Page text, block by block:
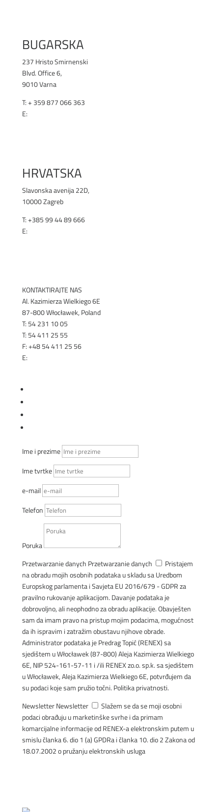
BUGARSKA
237 Hristo Smirnenski
Blvd. Office 6,
9010 Varna
T: + 359 877 066 363
E:
HRVATSKA
Slavonska avenija 22D,
10000 Zagreb
T: +385 99 44 89 666
E:
KONTAKTIRAJTE NAS
Al. Kazimierza Wielkiego 6E
87-800 Włocławek, Poland
T: 54 231 10 05
T: 54 411 25 55
F: +48 54 411 25 56
E:
Ime i prezime
Ime tvrtke
e-mail
Telefon
Poruka
Przetwarzanie danych Przetwarzanie danych
Pristajem
na obradu mojih osobnih podataka u skladu sa Uredbom
Europskog parlamenta i Savjeta EU 2016/679 - GDPR za
pravilno rukovanje aplikacijom. Davanje podataka je
dobrovoljno, ali neophodno za obradu aplikacije. Obavješten
sam da imam pravo na pristup mojim podacima, mogućnost
da ih ispravim i zatražim obustavu njihove obrade.
Administrator podataka je Predrag Topić (RENEX) sa
sjedištem u Włocławek (87-800) Aleja Kazimierza Wielkiego
6E, NIP 524-161-57-11 i /ili RENEX zo.o. sp.k. sa sjedištem
u Włocławek, Aleja Kazimierza Wielkiego 6E, potvrđujem da
su podaci koje sam pružio točni. Politika privatnosti.
Newsletter Newsletter
Slažem se da se moji osobni
podaci obrađuju u marketinške svrhe i da primam
komarcijalne informacije od RENEX-a elektronskim putem u
smislu članka 6. dio 1 (a) GPDRa i članka 10. dio 2 Zakona od
18.07.2002 o pružanju elektronskih usluga